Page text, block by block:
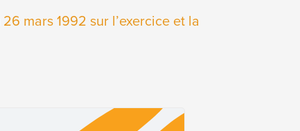
mars 1992 sur l’exercice et la